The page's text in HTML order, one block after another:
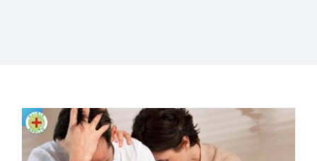
HUBUNGI KAMI
Search